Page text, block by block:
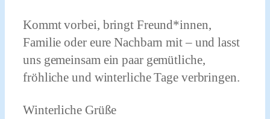
Kommt vorbei, bringt Freund*innen,
Familie oder eure Nachbarn mit – und lasst
uns gemeinsam ein paar gemütliche,
fröhliche und winterliche Tage verbringen.
Winterliche Grüße